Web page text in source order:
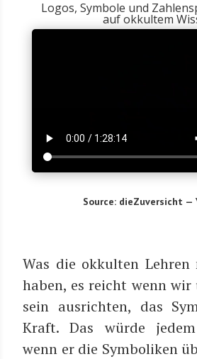
Logos, Symbole und
auf okkultem
Source: die­Zu­ver­sicht —
Was die okkul­ten
haben, es reicht wenn
sein aus­rich­ten, das
Kraft. Das wür­de
wenn er die Sym­bo­li­ken